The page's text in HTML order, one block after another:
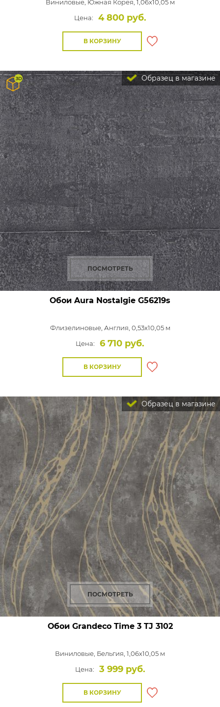
Виниловые, Южная Корея, 1,06x10,05 м
Цена:
4 800 руб.
В КОРЗИНУ
Образец в магазине
ПОСМОТРЕТЬ
Обои Aura Nostalgie G56219s
Флизелиновые, Англия, 0,53x10,05 м
Цена:
6 710 руб.
В КОРЗИНУ
Образец в магазине
ПОСМОТРЕТЬ
Обои Grandeco Time 3TJ 3102
Виниловые, Бельгия, 1,06x10,05 м
Цена:
3 999 руб.
В КОРЗИНУ